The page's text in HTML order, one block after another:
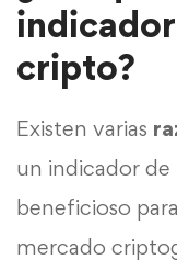
cripto?
Existen varias
un indicador
beneficioso
mercado